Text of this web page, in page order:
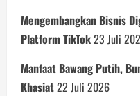
Mengembangkan Bisnis
Platform TikTok23 Juli
Manfaat Bawang Putih,
Khasiat22 Juli 2026